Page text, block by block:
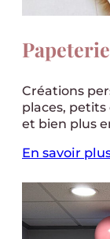
Créations
places,
et bien plus
En savoir